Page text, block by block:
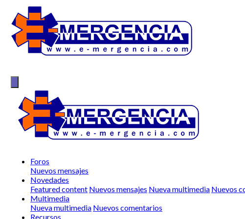
Foros
Nuevos mensajes
Novedades
Featured content Nuevos mensajes Nueva multimedia Nuevos
Multimedia
Nueva multimedia Nuevos comentarios
Recursos